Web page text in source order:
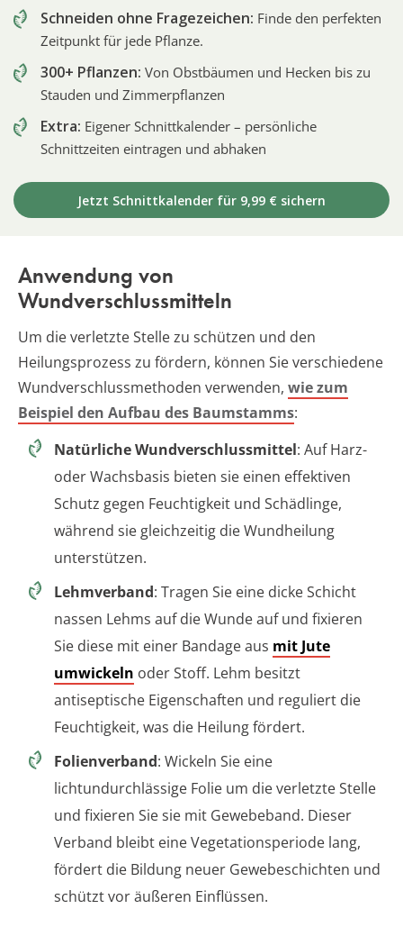
Schneiden ohne Fragezeichen: Finde den perfekten
Zeitpunkt für jede Pflanze.
300+ Pflanzen: Von Obstbäumen und Hecken bis zu
Stauden und Zimmerpflanzen
Extra: Eigener Schnittkalender – persönliche
Schnittzeiten eintragen und abhaken
Jetzt Schnittkalender für 9,99 € sichern
Anwendung von
Wundverschlussmitteln
Um die verletzte Stelle zu schützen und den
Heilungsprozess zu fördern, können Sie verschiedene
Wundverschlussmethoden verwenden, wie zum
Beispiel den Aufbau des Baumstamms:
Natürliche Wundverschlussmittel: Auf Harz-
oder Wachsbasis bieten sie einen effektiven
Schutz gegen Feuchtigkeit und Schädlinge,
während sie gleichzeitig die Wundheilung
unterstützen.
Lehmverband: Tragen Sie eine dicke Schicht
nassen Lehms auf die Wunde auf und fixieren
Sie diese mit einer Bandage aus mit Jute
umwickeln oder Stoff. Lehm besitzt
antiseptische Eigenschaften und reguliert die
Feuchtigkeit, was die Heilung fördert.
Folienverband: Wickeln Sie eine
lichtundurchlässige Folie um die verletzte Stelle
und fixieren Sie sie mit Gewebeband. Dieser
Verband bleibt eine Vegetationsperiode lang,
fördert die Bildung neuer Gewebeschichten und
schützt vor äußeren Einflüssen.